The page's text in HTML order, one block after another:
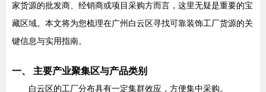
家货源的批发商、经销商或项目采购方而言，这里无疑是重要的宝
藏区域。本文将为您梳理在广州白云区寻找可靠装饰工厂货源的关
键信息与实用指南。
一、 主要产业聚集区与产品类别
白云区的工厂分布具有一定集群效应，方便集中采购。